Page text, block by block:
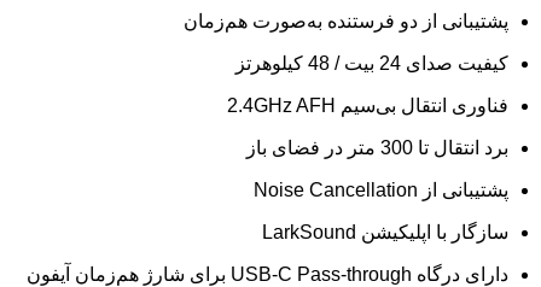
پشتیبانی از دو فرستنده به‌صورت هم‌زمان
کیفیت صدای 24 بیت / 48 کیلوهرتز
فناوری انتقال بی‌سیم 2.4GHz AFH
برد انتقال تا 300 متر در فضای باز
پشتیبانی از Noise Cancellation
سازگار با اپلیکیشن LarkSound
دارای درگاه USB-C Pass-through برای شارژ هم‌زمان آیفون